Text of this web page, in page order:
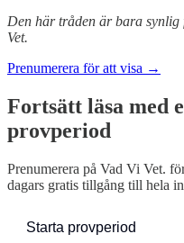
Den här tråden är bara
Vet.
Prenumerera för att visa →
Fortsätt läsa med
provperiod
Prenumerera på Vad Vi Vet.
dagars gratis tillgång till hela
Starta provperiod